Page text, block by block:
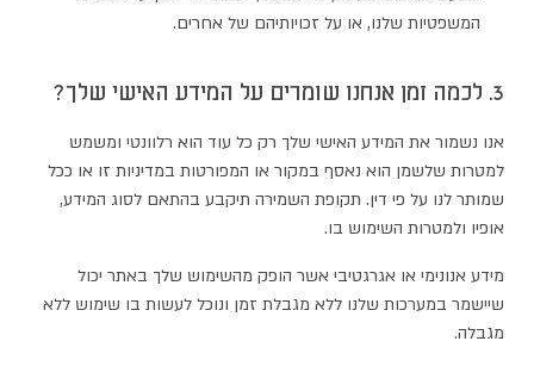
המשפטיות שלנו, או על זכויותיהם של אחרים.
3. לכמה זמן אנחנו שומרים על המידע האישי שלך?
אנו נשמור את המידע האישי שלך רק כל עוד הוא רלוונטי ומשמש
למטרות שלשמן הוא נאסף במקור או המפורטות במדיניות זו או ככל
שמותר לנו על פי דין. תקופת השמירה תיקבע בהתאם לסוג המידע,
אופיו ולמטרות השימוש בו.
מידע אנונימי או אגרגטיבי אשר הופק מהשימוש שלך באתר יכול
שיישמר במערכות שלנו ללא מגבלת זמן ונוכל לעשות בו שימוש ללא
מגבלה.